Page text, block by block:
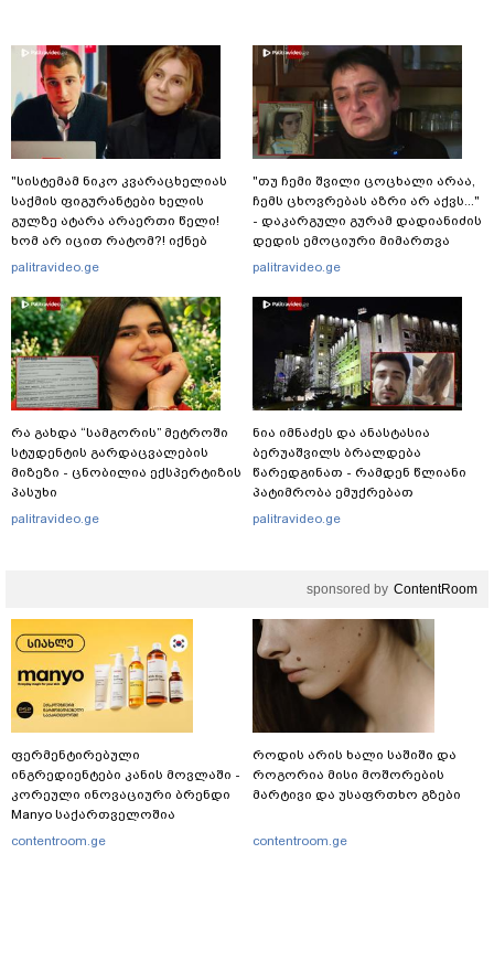
"სისტემამ ნიკო კვარაცხელიას
საქმის ფიგურანტები ხელის
გულზე ატარა არაერთი წელი!
ხომ არ იცით რატომ?! იქნებ
იმიტომ რომ თავად
კვარაცხელიას დედა
განცხადებას ავრცელებს
palitravideo.ge
რა გახდა “სამგორის” მეტროში
სტუდენტის გარდაცვალების
მიზეზი - ცნობილია ექსპერტიზის
პასუხი
palitravideo.ge
"თუ ჩემი შვილი ცოცხალი არაა,
ჩემს ცხოვრებას აზრი არ აქვს..."
- დაკარგული გურამ დადიანიძის
დედის ემოციური მიმართვა
palitravideo.ge
ნია იმნაძეს და ანასტასია
ბერუაშვილს ბრალდება
წარედგინათ - რამდენ წლიანი
პატიმრობა ემუქრებათ
არასრულწლოვნებს?
palitravideo.ge
sponsored by ContentRoom
ფერმენტირებული
ინგრედიენტები კანის მოვლაში -
კორეული ინოვაციური ბრენდი
Manyo საქართველოშია
contentroom.ge
როდის არის ხალი საშიში და
როგორია მისი მოშორების
მარტივი და უსაფრთხო გზები
contentroom.ge